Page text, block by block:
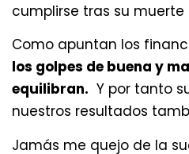
cumplirse tras su
Como apuntan los
los golpes de buena y
equilibran. Y por tanto
nuestros resultados
Jamás me quejo de la